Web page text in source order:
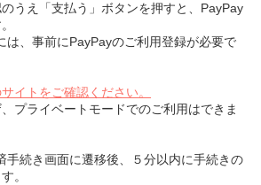
うえ「支払う」ボタンを押すと、PayPay
は、事前にPayPayのご利用登録が必要で
イトをご確認ください。
プライベートモードでのご利用はできま
手続き画面に遷移後、５分以内に手続きの
。